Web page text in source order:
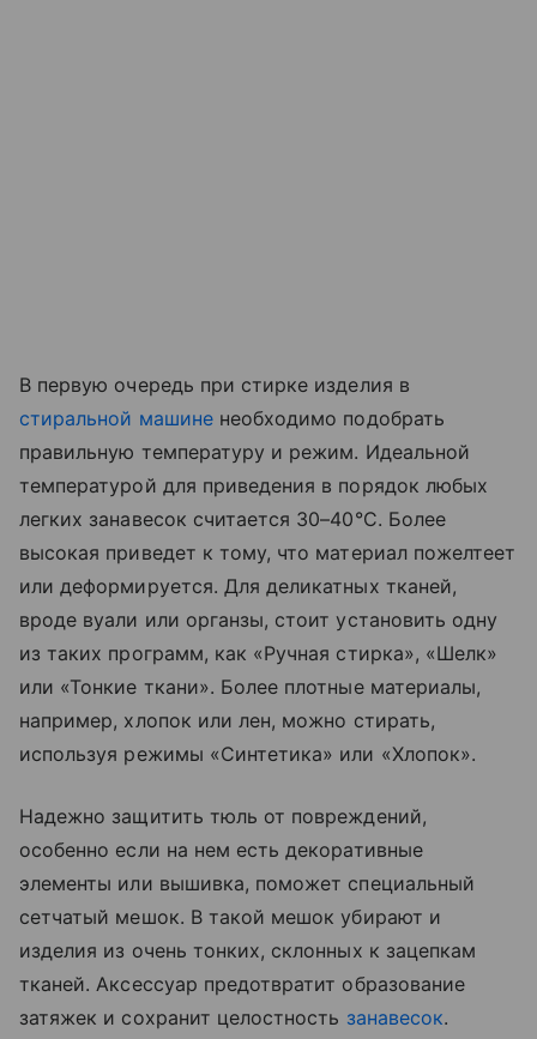
В первую очередь при стирке изделия в
стиральной машиненеобходимо подобрать
правильную температуру и режим. Идеальной
температурой для приведения в порядок любых
легких занавесок считается 30–40°C. Более
высокая приведет к тому, что материал пожелтеет
или деформируется. Для деликатных тканей,
вроде вуали или органзы, стоит установить одну
из таких программ, как «‎Ручная стирка», «‎Шелк»
или «‎Тонкие ткани». Более плотные материалы,
например, хлопок или лен, можно стирать,
используя режимы «‎Синтетика» или «‎Хлопок».
Надежно защитить тюль от повреждений,
особенно если на нем есть декоративные
элементы или вышивка, поможет специальный
сетчатый мешок. В такой мешок убирают и
изделия из очень тонких, склонных к зацепкам
тканей. Аксессуар предотвратит образование
затяжек и сохранит целостность занавесок.